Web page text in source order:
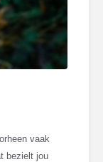
vaak
bezielt jou